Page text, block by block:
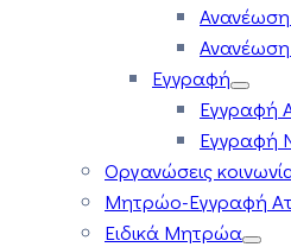
Ανανέωση
Εγγραφή
Εγγραφή
Εγγραφή
Οργανώσεις
Μητρώο-Εγγραφή
Ειδικά Μητρώα